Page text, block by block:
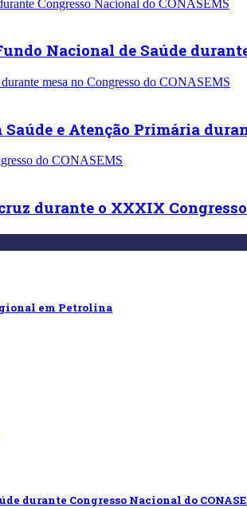
Nacional de Saúde
e Atenção Primária
durante o XXXIX Congresso
em Petrolina
durante Congresso Nacional do